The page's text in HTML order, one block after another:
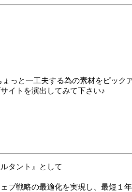
っと一工夫する為の素材をピッ
イトを演出してみて下さい♪
タント』として
戦略の最適化を実現し、最短１